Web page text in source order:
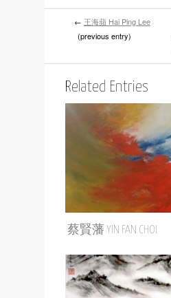
← 王海蘋 Hai Ping Lee
(previous entry)
Related Entries
蔡賢藩 YIN FAN CHOI